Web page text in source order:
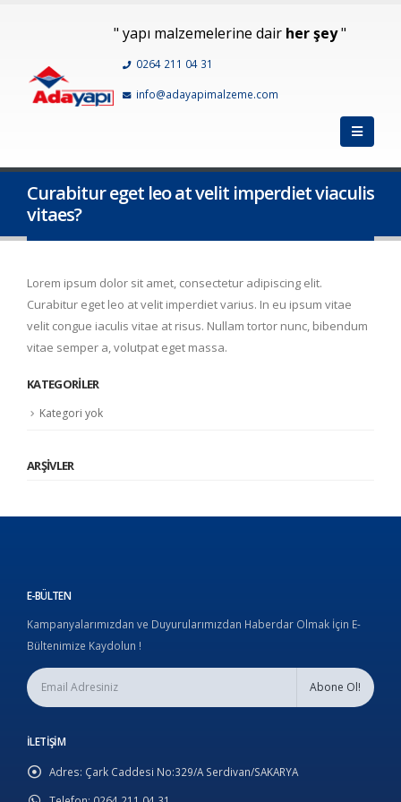
" yapı malzemelerine dair her şey"
0264 211 04 31
info@adayapimalzeme.com
Curabitur eget leo at velit imperdiet viaculis
vitaes?
Lorem ipsum dolor sit amet, consectetur adipiscing elit.
Curabitur eget leo at velit imperdiet varius. In eu ipsum vitae
velit congue iaculis vitae at risus. Nullam tortor nunc, bibendum
vitae semper a, volutpat eget massa.
KATEGORILER
Kategori yok
ARŞIVLER
E-BÜLTEN
Kampanyalarımızdan ve Duyurularımızdan Haberdar Olmak İçin E-
Bültenimize Kaydolun !
İLETIŞIM
Adres: Çark Caddesi No:329/A Serdivan/SAKARYA